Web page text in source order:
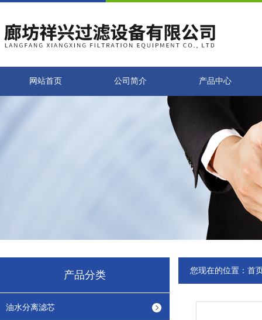
网站首页 公司简介 产品中心
产品分类
油水分离滤芯
您现在的位置： 首